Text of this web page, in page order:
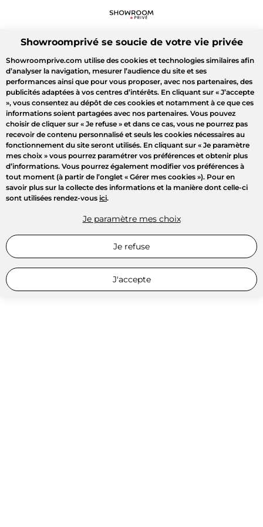
Showroomprivé se soucie de votre vie privée
Showroomprive.com utilise des cookies et technologies similaires afin
d’analyser la navigation, mesurer l’audience du site et ses
performances ainsi que pour vous proposer, avec nos partenaires, des
publicités adaptées à vos centres d’intérêts. En cliquant sur « J’accepte
», vous consentez au dépôt de ces cookies et notamment à ce que ces
informations soient partagées avec nos partenaires. Vous pouvez
choisir de cliquer sur « Je refuse » et dans ce cas, vous ne pourrez pas
recevoir de contenu personnalisé et seuls les cookies nécessaires au
fonctionnement du site seront utilisés. En cliquant sur « Je paramètre
mes choix » vous pourrez paramétrer vos préférences et obtenir plus
d’informations. Vous pourrez également modifier vos préférences à
tout moment (à partir de l’onglet « Gérer mes cookies »). Pour en
savoir plus sur la collecte des informations et la manière dont celle-ci
sont utilisées rendez-vous ici.
Je paramètre mes choix
Je refuse
J'accepte